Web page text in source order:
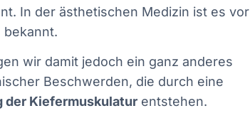
In der ästhetischen Medizin ist es vor
bekannt.
wir damit jedoch ein ganz anderes
Beschwerden, die durch eine
der Kiefermuskulatur entstehen.